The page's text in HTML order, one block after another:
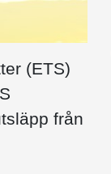
(ETS)
från